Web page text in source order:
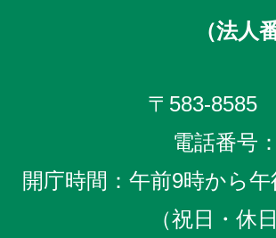
（法人
〒583-8585
電話番号：
開庁時間：午前9時から
（祝日・休